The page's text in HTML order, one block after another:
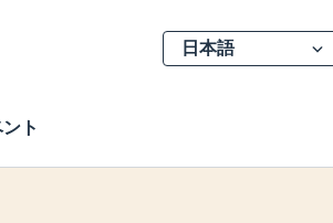
ト
Select
your
検索